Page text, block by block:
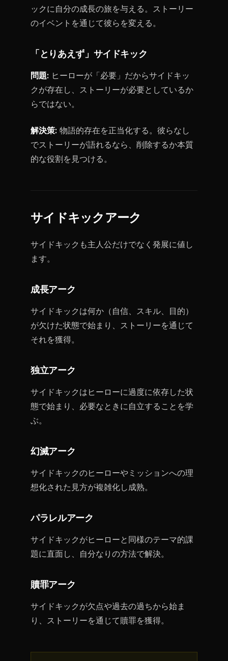
ックに自分の成長の旅を与える。ストーリー
のイベントを通じて彼らを変える。
「とりあえず」サイドキック
問題: ヒーローが「必要」だからサイドキッ
クが存在し、ストーリーが必要としているか
らではない。
解決策: 物語的存在を正当化する。彼らなし
でストーリーが語れるなら、削除するか本質
的な役割を見つける。
サイドキックアーク
サイドキックも主人公だけでなく発展に値し
ます。
成長アーク
サイドキックは何か（自信、スキル、目的）
が欠けた状態で始まり、ストーリーを通じて
それを獲得。
独立アーク
サイドキックはヒーローに過度に依存した状
態で始まり、必要なときに自立することを学
ぶ。
幻滅アーク
サイドキックのヒーローやミッションへの理
想化された見方が複雑化し成熟。
パラレルアーク
サイドキックがヒーローと同様のテーマ的課
題に直面し、自分なりの方法で解決。
贖罪アーク
サイドキックが欠点や過去の過ちから始ま
り、ストーリーを通じて贖罪を獲得。